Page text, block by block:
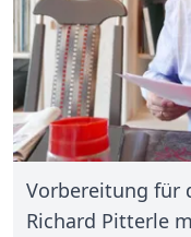
Vorbereitung für
Richard Pitterle